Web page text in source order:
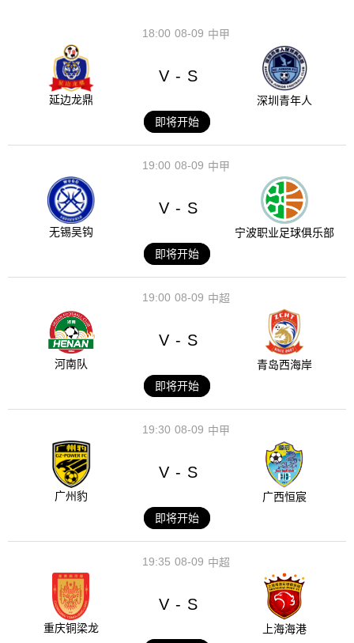
08-09
18:00 中甲
延边龙鼎
V - S
深圳青年人
即将开始
08-09
19:00 中甲
无锡吴钩
V - S
宁波职业足球俱乐部
即将开始
08-09
19:00 中超
河南队
V - S
青岛西海岸
即将开始
08-09
19:30 中甲
广州豹
V - S
广西恒宸
即将开始
08-09
19:35 中超
重庆铜梁龙
V - S
上海海港